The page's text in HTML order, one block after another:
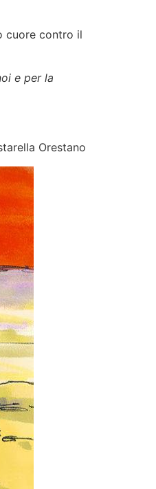
cuore contro il
e per la
Orestano